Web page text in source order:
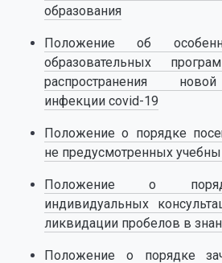
образования
Положение об
образовательных
распространения
инфекции covid-19
Положение о порядке
не предусмотренных
Положение о
индивидуальных
ликвидации пробелов в
Положение о порядке